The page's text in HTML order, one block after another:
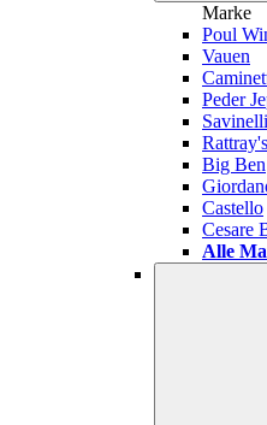
Marke
Poul
Vauen
Peder
Savinelli
Rattray's
Big Ben
Castello
Cesare
Alle